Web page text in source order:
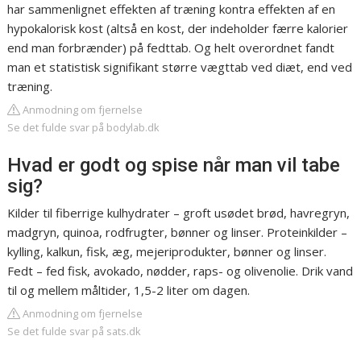
har sammenlignet effekten af træning kontra effekten af en
hypokalorisk kost (altså en kost, der indeholder færre kalorier
end man forbrænder) på fedttab. Og helt overordnet fandt
man et statistisk signifikant større vægttab ved diæt, end ved
træning.
Anmodning om fjernelse
Se det fulde svar på bodylab.dk
Hvad er godt og spise når man vil tabe
sig?
Kilder til fiberrige kulhydrater – groft usødet brød, havregryn,
madgryn, quinoa, rodfrugter, bønner og linser. Proteinkilder –
kylling, kalkun, fisk, æg, mejeriprodukter, bønner og linser.
Fedt – fed fisk, avokado, nødder, raps- og olivenolie. Drik vand
til og mellem måltider, 1,5-2 liter om dagen.
Anmodning om fjernelse
Se det fulde svar på sats.dk